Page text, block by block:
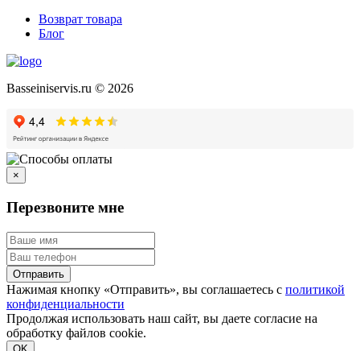
Возврат товара
Блог
Basseiniservis.ru © 2026
×
Перезвоните мне
Отправить
Нажимая кнопку «Отправить», вы соглашаетесь с политикой
конфиденциальности
Продолжая использовать наш сайт, вы даете согласие на
обработку файлов cookie.
OK